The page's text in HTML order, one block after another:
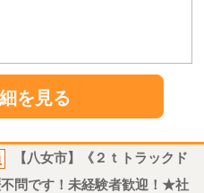
を見る
【八女市】《２ｔトラックド
問です！未経験者歓迎！★社